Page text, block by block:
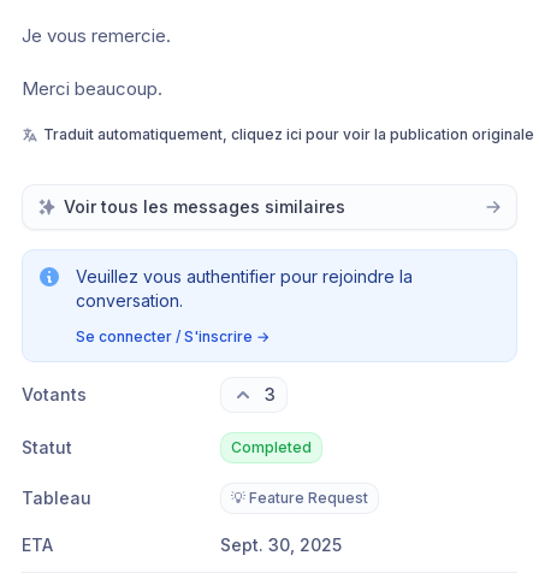
Je vous remercie.
Merci beaucoup.
Traduit automatiquement, cliquez ici pour voir la publication originale
Voir tous les messages similaires
Veuillez vous authentifier pour rejoindre la
conversation.
Se connecter / S'inscrire →
Votants 3
Statut Completed
Tableau 💡 Feature Request
ETA Sept. 30, 2025